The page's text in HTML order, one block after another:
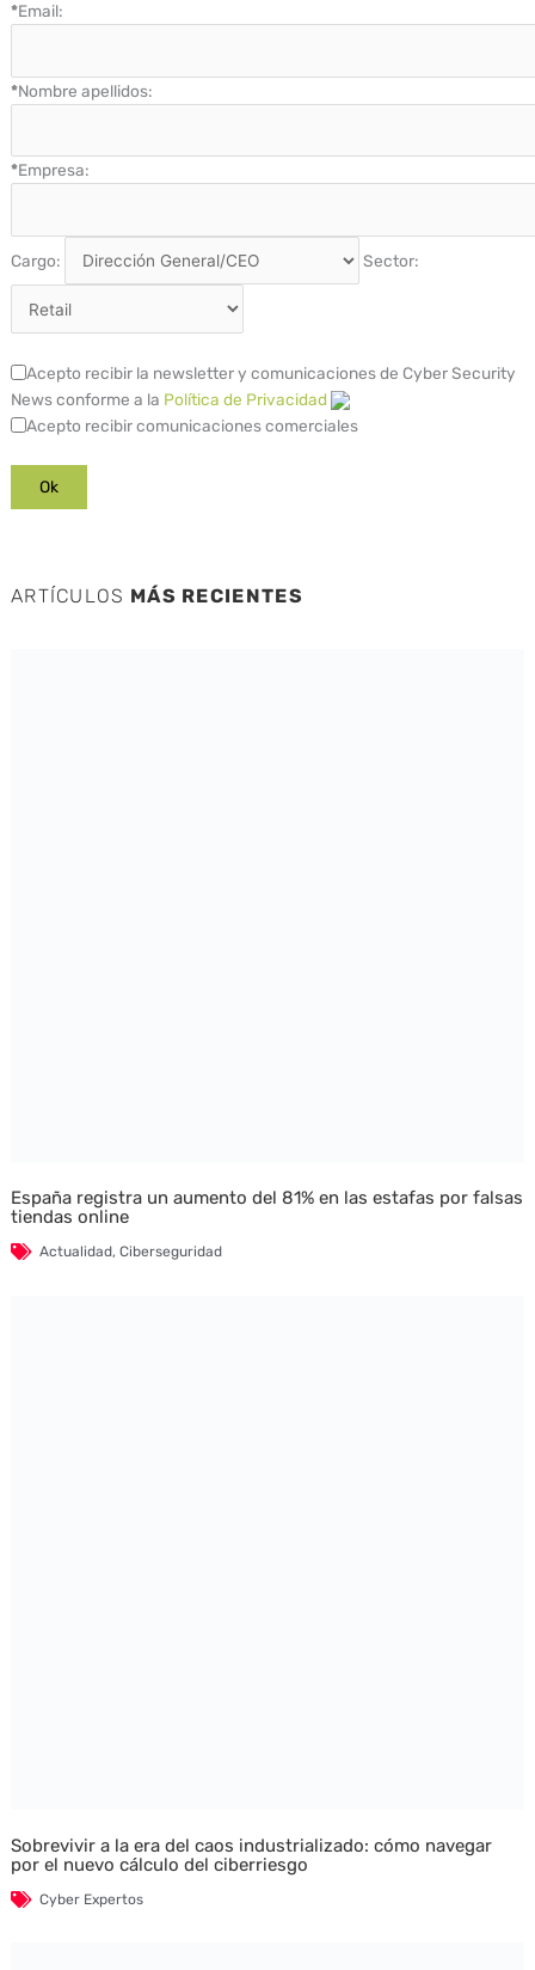
*Email:
*Nombre apellidos:
*Empresa:
Cargo: Sector:
Acepto recibir la newsletter y comunicaciones de Cyber Security
News conforme a la Política de Privacidad
Acepto recibir comunicaciones comerciales
ARTÍCULOS MÁS RECIENTES
España registra un aumento del 81% en las estafas por falsas
tiendas online
Actualidad, Ciberseguridad
Sobrevivir a la era del caos industrializado: cómo navegar
por el nuevo cálculo del ciberriesgo
Cyber Expertos